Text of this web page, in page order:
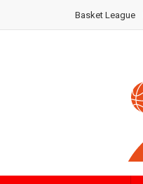
Basket League